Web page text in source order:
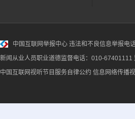
中国互联网举报中心 违法和不良信息举报电
新闻从业人员职业道德监督电话：010-
中国互联网视听节目服务自律公约 信息网络传播